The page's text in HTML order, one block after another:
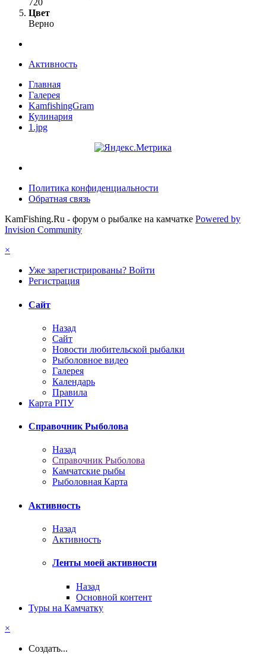
720
Цвет
Верно
Активность
Главная
Галерея
KamfishingGram
Кулинария
1.jpg
Политика конфиденциальности
Обратная связь
KamFishing.Ru - форум о рыбалке на камчатке Powered by
Invision Community
×
Уже зарегистрированы? Войти
Регистрация
Сайт
Назад
Сайт
Новости любительской рыбалки
Рыболовное видео
Галерея
Календарь
Правила
Карта РПУ
Справочник Рыболова
Назад
Справочник Рыболова
Камчатские рыбы
Рыболовная Карта
Активность
Назад
Активность
Ленты моей активности
Назад
Основной контент
Туры на Камчатку
×
Создать...